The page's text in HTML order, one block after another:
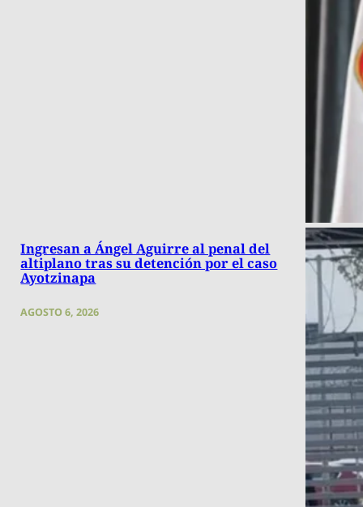
Ingresan a Ángel Aguirre al penal del
altiplano tras su detención por el caso
Ayotzinapa
AGOSTO 6, 2026